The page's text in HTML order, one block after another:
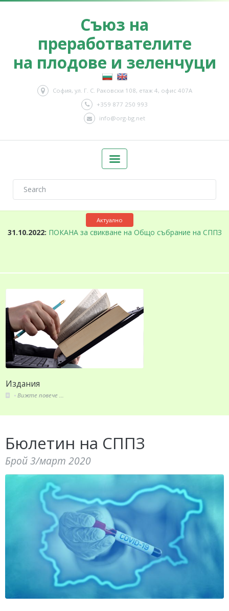
Съюз на
преработвателите
на плодове и зеленчуци
София, ул. Г. С. Раковски 108, етаж 4, офис 407А
+359 877 250 993
info@org-bg.net
Актуално
31.10.2022: ПОКАНА за свикване на Общо събрание на СППЗ
Издания
Вижте повече ...
Бюлетин на СППЗ
Брой 3/март 2020